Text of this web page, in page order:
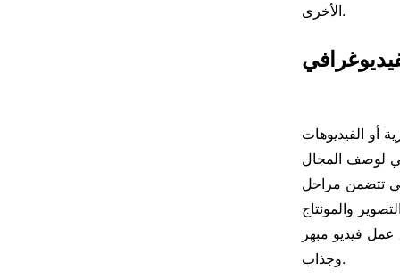
الأخرى.
أو الفيديوهات
لوصف المجال
تتضمن مراحل
والمونتاج
عمل فيديو مبهر
وجذاب.